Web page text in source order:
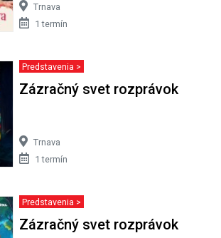
Trnava
1 termín
Predstavenia >
Zázračný svet rozprávok
Trnava
1 termín
Predstavenia >
Zázračný svet rozprávok